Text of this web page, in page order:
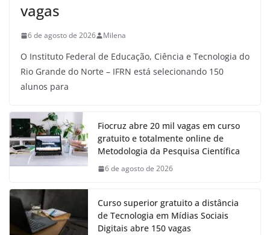
vagas
6 de agosto de 2026 Milena
O Instituto Federal de Educação, Ciência e Tecnologia do
Rio Grande do Norte – IFRN está selecionando 150
alunos para
Fiocruz abre 20 mil vagas em curso
gratuito e totalmente online de
Metodologia da Pesquisa Científica
6 de agosto de 2026
Curso superior gratuito a distância
de Tecnologia em Mídias Sociais
Digitais abre 150 vagas